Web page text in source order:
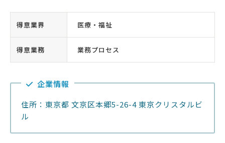
得意業界 医療・福祉
得意業務 業務プロセス
企業情報
住所：東京都 文京区本郷5-26-4 東京クリスタルビ
ル